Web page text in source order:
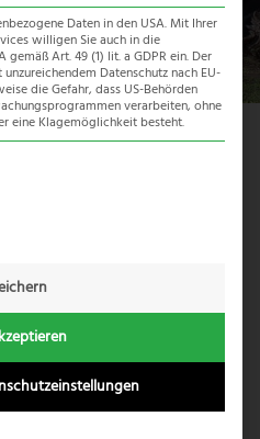
Daten in den USA. Mit Ihrer
willigen Sie auch in die
Art. 49 (1) lit. a GDPR ein. Der
Datenschutz nach EU-
die Gefahr, dass US-Behörden
verarbeiten, ohne
eine Klagemöglichkeit besteht.
Gruppen, für die eine